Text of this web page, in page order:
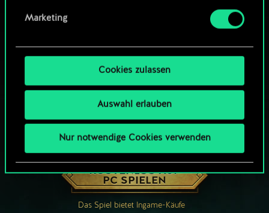
Marketing
Cookies zulassen
Auswahl erlauben
Nur notwendige Cookies verwenden
WIE WÄR’S MIT EINER RUNDE GWENT?
KOSTENLOS AUF
PC SPIELEN
Das Spiel bietet Ingame-Käufe